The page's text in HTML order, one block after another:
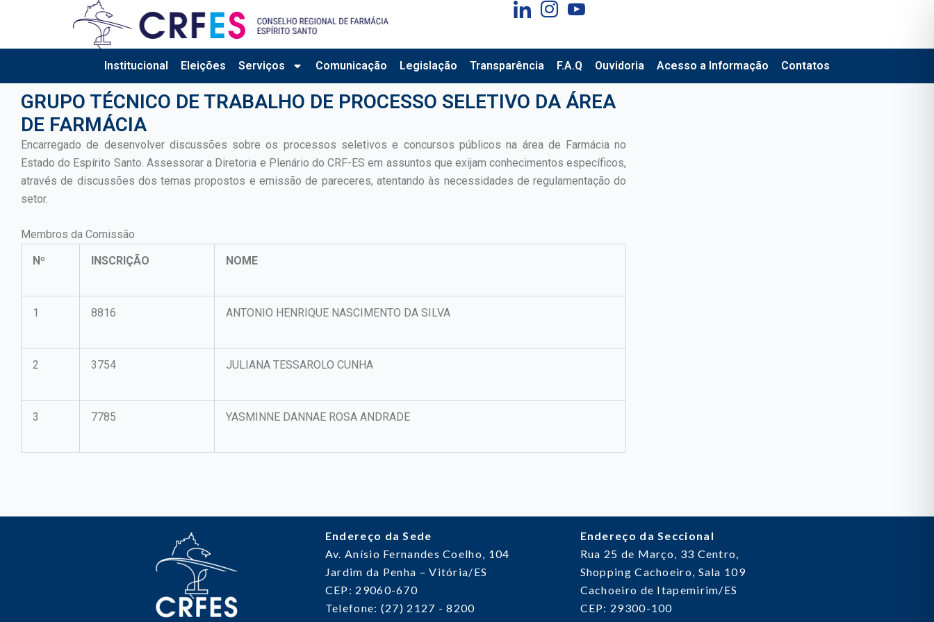
Institucional Eleições Serviços Comunicação Legislação Transparência F.A.Q Ouvidoria Acesso a Informação Contatos
GRUPO TÉCNICO DE TRABALHO DE PROCESSO SELETIVO DA ÁREA
DE FARMÁCIA
Encarregado de desenvolver discussões sobre os processos seletivos e concursos públicos na área de Farmácia no
Estado do Espírito Santo. Assessorar a Diretoria e Plenário do CRF-ES em assuntos que exijam conhecimentos específicos,
através de discussões dos temas propostos e emissão de pareceres, atentando às necessidades de regulamentação do
setor.
Membros da Comissão
Nº
INSCRIÇÃO NOME
1 8816 ANTONIO HENRIQUE NASCIMENTO DA SILVA
2 3754 JULIANA TESSAROLO CUNHA
3 7785 YASMINNE DANNAE ROSA ANDRADE
Endereço da Sede
Av. Anísio Fernandes Coelho, 104
Jardim da Penha – Vitória/ES
CEP: 29060-670
Telefone: (27) 2127 - 8200
Endereço da Seccional
Rua 25 de Março, 33 Centro,
Shopping Cachoeiro, Sala 109
Cachoeiro de Itapemirim/ES
CEP: 29300-100